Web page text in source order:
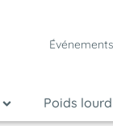
Événements
Poids lourd